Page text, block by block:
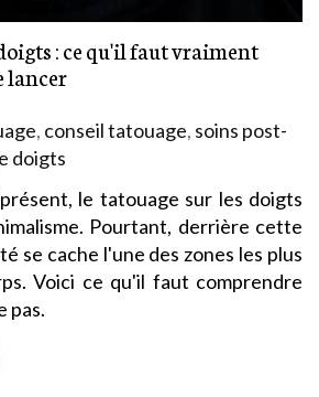
: ce qu'il faut vraiment
lancer
, conseil tatouage, soins post-
doigts
le tatouage sur les doigts
Pourtant, derrière cette
se cache l'une des zones les plus
Voici ce qu'il faut comprendre
pas.